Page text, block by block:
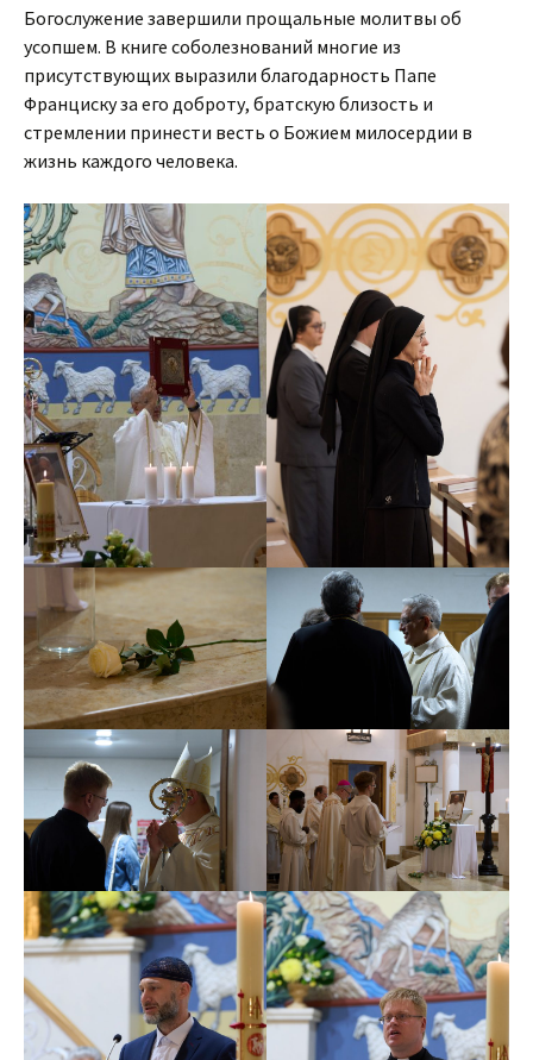
Богослужение завершили прощальные молитвы об
усопшем. В книге соболезнований многие из
присутствующих выразили благодарность Папе
Франциску за его доброту, братскую близость и
стремлении принести весть о Божием милосердии в
жизнь каждого человека.